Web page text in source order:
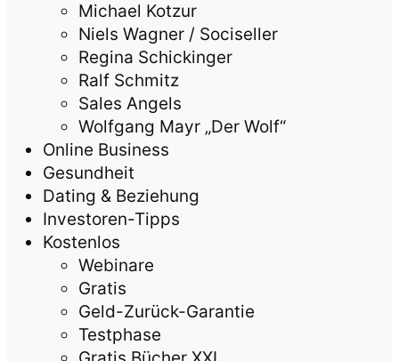
Michael Kotzur
Niels Wagner / Sociseller
Regina Schickinger
Ralf Schmitz
Sales Angels
Wolfgang Mayr „Der Wolf“
Online Business
Gesundheit
Dating & Beziehung
Investoren-Tipps
Kostenlos
Webinare
Gratis
Geld-Zurück-Garantie
Testphase